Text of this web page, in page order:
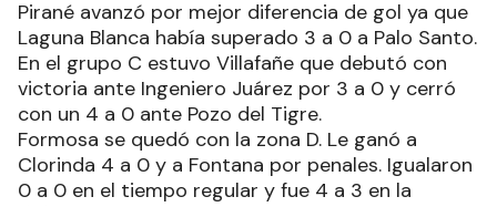
Pirané avanzó por mejor diferencia de gol ya que
Laguna Blanca había superado 3 a 0 a Palo Santo.
En el grupo C estuvo Villafañe que debutó con
victoria ante Ingeniero Juárez por 3 a 0 y cerró
con un 4 a 0 ante Pozo del Tigre.
Formosa se quedó con la zona D. Le ganó a
Clorinda 4 a 0 y a Fontana por penales. Igualaron
0 a 0 en el tiempo regular y fue 4 a 3 en la